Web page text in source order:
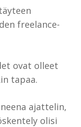
freelance-
ovat olleet
tapaa.
ajattelin,
olisi